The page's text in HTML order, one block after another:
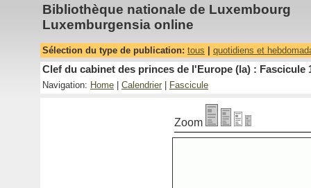
Bibliothèque nationale de Luxembourg
Luxemburgensia online
Sélection du type de publication: tous quotidiens et
Clef du cabinet des princes de l'Europe (la) : Fascicule
Navigation: Home Calendrier Fascicule
Zoom